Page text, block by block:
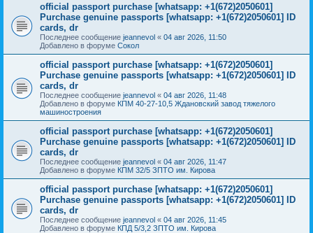
official passport purchase [whatsapp: +1(672)2050601]
Purchase genuine passports [whatsapp: +1(672)2050601] ID
cards, dr
Последнее сообщение jeannevol « 04 авг 2026, 11:50
Добавлено в форуме Сокол
official passport purchase [whatsapp: +1(672)2050601]
Purchase genuine passports [whatsapp: +1(672)2050601] ID
cards, dr
Последнее сообщение jeannevol « 04 авг 2026, 11:48
Добавлено в форуме КПМ 40-27-10,5 Ждановский завод тяжелого
машиностроения
official passport purchase [whatsapp: +1(672)2050601]
Purchase genuine passports [whatsapp: +1(672)2050601] ID
cards, dr
Последнее сообщение jeannevol « 04 авг 2026, 11:47
Добавлено в форуме КПМ 32/5 ЗПТО им. Кирова
official passport purchase [whatsapp: +1(672)2050601]
Purchase genuine passports [whatsapp: +1(672)2050601] ID
cards, dr
Последнее сообщение jeannevol « 04 авг 2026, 11:45
Добавлено в форуме КПД 5/3,2 ЗПТО им. Кирова